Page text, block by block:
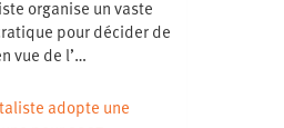
organise un vaste
pour décider de
vue de l’…
adopte une